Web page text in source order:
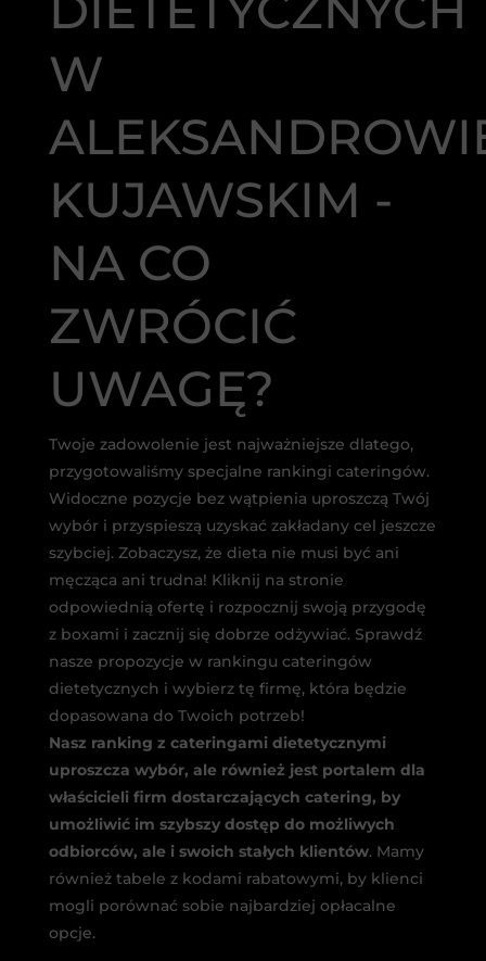
W
KUJAWSKIM -
NA CO
ZWRÓCIĆ
UWAGĘ?
Twoje zadowolenie jest najważniejsze dlatego,
przygotowaliśmy specjalne rankingi cateringów.
Widoczne pozycje bez wątpienia uproszczą Twój
wybór i przyspieszą uzyskać zakładany cel jeszcze
szybciej. Zobaczysz, że dieta nie musi być ani
męcząca ani trudna! Kliknij na stronie
odpowiednią ofertę i rozpocznij swoją przygodę
z boxami i zacznij się dobrze odżywiać. Sprawdź
nasze propozycje w rankingu cateringów
dietetycznych i wybierz tę firmę, która będzie
dopasowana do Twoich potrzeb!
Nasz ranking z cateringami dietetycznymi
uproszcza wybór, ale również jest portalem dla
właścicieli firm dostarczających catering, by
umożliwić im szybszy dostęp do możliwych
odbiorców, ale i swoich stałych klientów. Mamy
również tabele z kodami rabatowymi, by klienci
mogli porównać sobie najbardziej opłacalne
opcje.